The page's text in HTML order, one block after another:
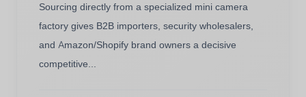
Sourcing directly from a specialized mini camera
factory gives B2B importers, security wholesalers,
and Amazon/Shopify brand owners a decisive
competitive...